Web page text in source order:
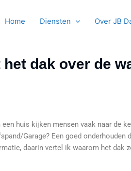
Home Diensten Over JB
het dak over de
huis kijken mensen vaak naar de
Garage? Een goed
daarin vertel ik waarom het dak